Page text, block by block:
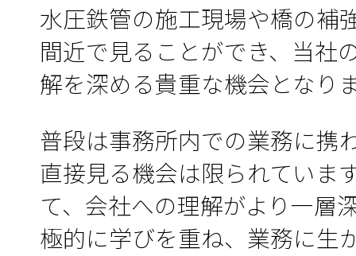
水圧鉄管の施工現場や橋の補
間近で見ることができ、当社
解を深める貴重な機会となり
普段は事務所内での業務に携
直接見る機会は限られていま
て、会社への理解がより一層
極的に学びを重ね、業務に生